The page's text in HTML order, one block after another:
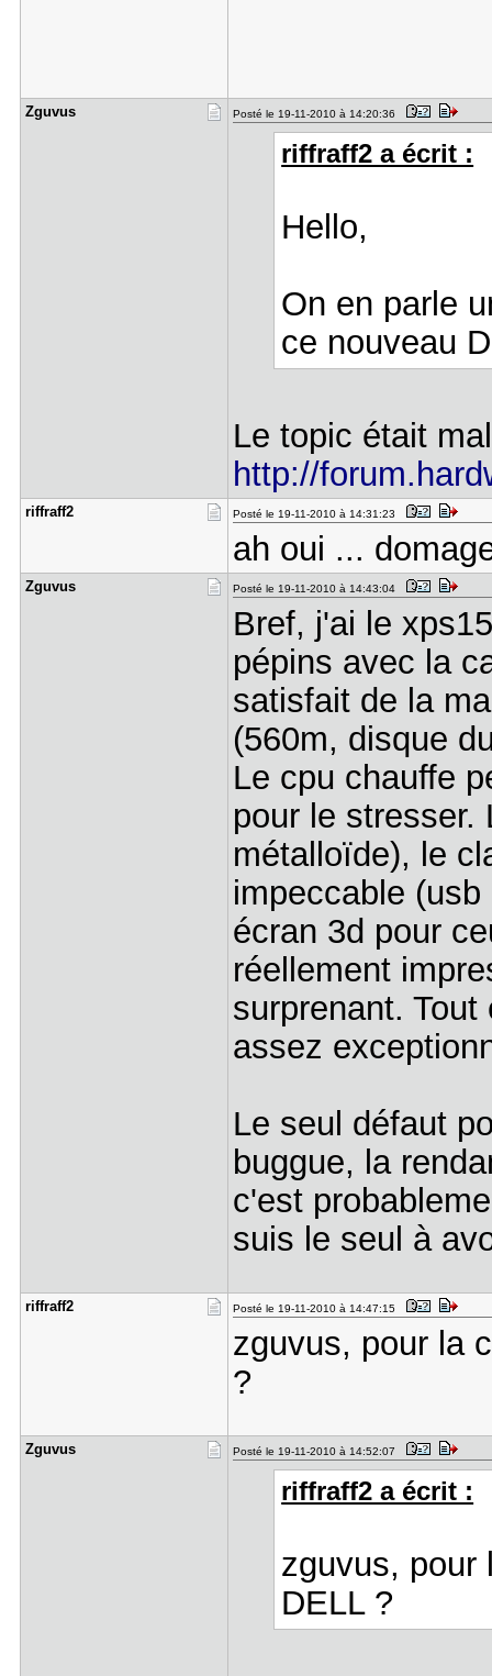
Zguvus Posté le 19-11-2010 à 14:20:36
riffraff2 a écrit :
Hello,
On en parle
ce nouveau
Le topic était
http://
riffraff2 Posté le 19-11-2010 à 14:31:23
ah oui ...
Zguvus Posté le 19-11-2010 à 14:43:04
Bref, j'ai le
pépins avec la
satisfait de la
(560m, disque
Le cpu chauffe
pour le stresser.
métalloïde), le
impeccable
écran 3d pour
réellement
surprenant.
assez
Le seul défaut
buggue, la
c'est
suis le seul à
riffraff2 Posté le 19-11-2010 à 14:47:15
zguvus, pour la
?
Zguvus Posté le 19-11-2010 à 14:52:07
riffraff2 a écrit :
zguvus, pour
DELL ?